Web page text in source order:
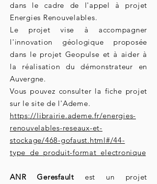
dans le cadre de l'appel à projet
Energies Renouvelables.
Le projet vise à accompagner
l'innovation géologique proposée
dans le projet Geopulse et à aider à
la réalisation du démonstrateur en
Auvergne.
Vous pouvez consulter la fiche projet
sur le site de l'Ademe.
https://librairie.ademe.fr/energies-
renouvelables-reseaux-et-
stockage/468-gofaust.html#/44-
type_de_produit-format_electronique
ANR Geresfault est un projet